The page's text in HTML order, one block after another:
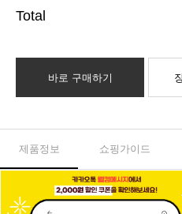
바로 구매하기
제품정보 쇼핑가이드